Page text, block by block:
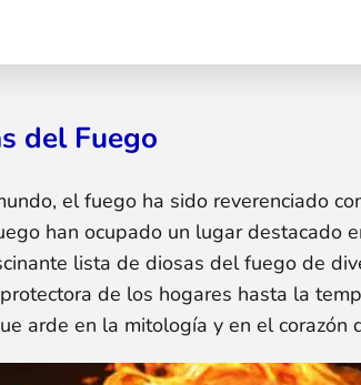
del Fuego
el fuego ha sido reverenciado
han ocupado un lugar destacado
lista de diosas del fuego de
de los hogares hasta la
arde en la mitología y en el corazón